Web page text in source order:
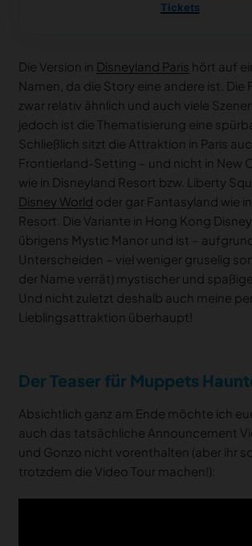
Tickets
Die Version in Disneyland Paris hört auf
Namen, da die Story eine andere ist. Die
zwar relativ ähnlich und auch viele
jedoch ist die Thematisierung eine
Schließlich sitzt die Attraktion in Paris
Frontierland-Setting – und nicht in New
wie in Disneyland Resort bzw. Liberty
Disney World oder gar Fantasyland wie
Resort. Die Variante in Hong Kong
übrigens Mystic Manor und ist –
Unterscheiden – viel weniger gruselig
der Name verrät) mystischer und
Und nicht zuletzt deshalb auch meine
Lieblingsattraktion überhaupt!
Der Teaser für Muppets
Absichtlich ganz am Ende möchte ich
auch das tatsächliche Announcement
und Gonzo nicht vorenthalten (aber ihr
trotzdem die Video Tour machen!):